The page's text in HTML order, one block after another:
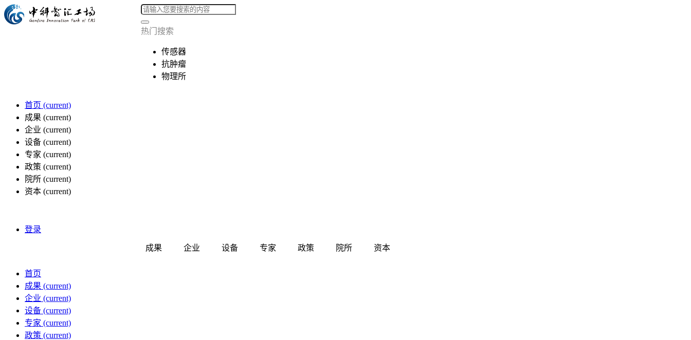
热门搜索
传感器
抗肿瘤
物理所
首页 (current)
成果 (current)
企业 (current)
设备 (current)
专家 (current)
政策 (current)
院所 (current)
资本 (current)
登录
成果 企业 设备 专家 政策 院所 资本
首页
成果 (current)
企业 (current)
设备 (current)
专家 (current)
政策 (current)